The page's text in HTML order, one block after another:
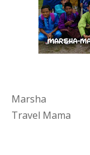
Marsha
Travel Mama